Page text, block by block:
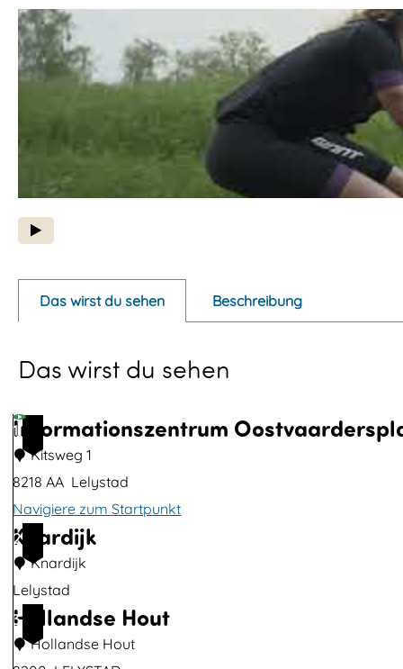
p
m
t
d
e
m
V
i
e
o
W
Das wirst du sehen Beschreibung
Das wirst du sehen
1
Informationszentrum
Kitsweg 1
8218 AA Lelystad
Navigiere zum Startpunkt
I
n
f
o
r
2
Knardijk
Knardijk
Lelystad
K
n
3
Hollandse Hout
Hollandse Hout